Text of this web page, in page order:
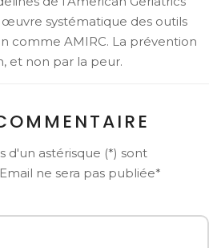
systématique des outils
comme AMIRC. La prévention
et non par la peur.
d'un astérisque (*) sont
ne sera pas publiée*